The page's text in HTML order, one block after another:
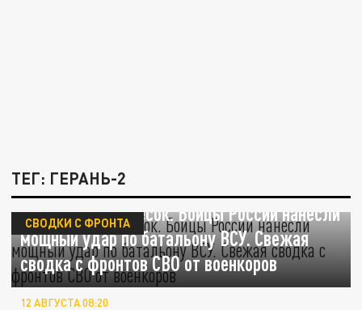
ТЕГ: ГЕРАНЬ-2
Утрамбовали в песок. Бойцы России нанесли
мощный удар по батальону ВСУ. Свежая
сводка с фронтов СВО от военкоров
СВОДКИ С ФРОНТА
12 АВГУСТА 08:20